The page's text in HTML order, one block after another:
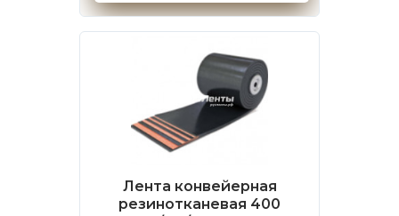
Лента конвейерная
резинотканевая 400